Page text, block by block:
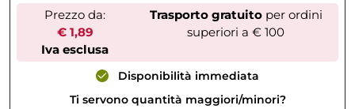
Prezzo da:
€ 1,89
Iva esclusa
Trasporto gratuitoper ordini
superiori a € 100
Disponibilità immediata
Ti servono quantità maggiori/minori?